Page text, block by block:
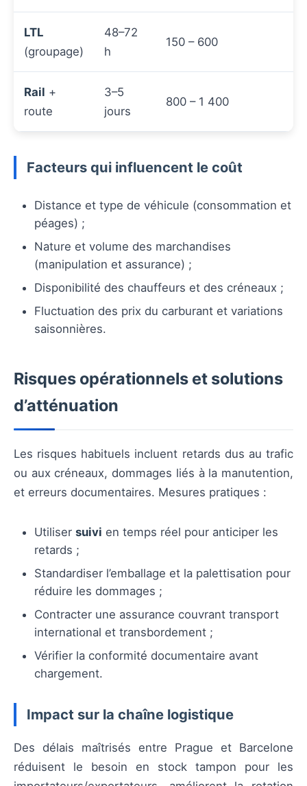
LTL
(groupage)
48–72
h
150 – 600
Rail +
route
3–5
jours
800 – 1 400
Facteurs qui influencent le coût
Distance et type de véhicule (consommation et
péages) ;
Nature et volume des marchandises
(manipulation et assurance) ;
Disponibilité des chauffeurs et des créneaux ;
Fluctuation des prix du carburant et variations
saisonnières.
Risques opérationnels et solutions
d’atténuation
Les risques habituels incluent retards dus au trafic
ou aux créneaux, dommages liés à la manutention,
et erreurs documentaires. Mesures pratiques :
Utiliser suivi en temps réel pour anticiper les
retards ;
Standardiser l’emballage et la palettisation pour
réduire les dommages ;
Contracter une assurance couvrant transport
international et transbordement ;
Vérifier la conformité documentaire avant
chargement.
Impact sur la chaîne logistique
Des délais maîtrisés entre Prague et Barcelone
réduisent le besoin en stock tampon pour les